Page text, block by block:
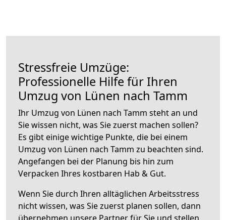
Stressfreie Umzüge:
Professionelle Hilfe für Ihren
Umzug von Lünen nach Tamm
Ihr Umzug von Lünen nach Tamm steht an und
Sie wissen nicht, was Sie zuerst machen sollen?
Es gibt einige wichtige Punkte, die bei einem
Umzug von Lünen nach Tamm zu beachten sind.
Angefangen bei der Planung bis hin zum
Verpacken Ihres kostbaren Hab & Gut.
Wenn Sie durch Ihren alltäglichen Arbeitsstress
nicht wissen, was Sie zuerst planen sollen, dann